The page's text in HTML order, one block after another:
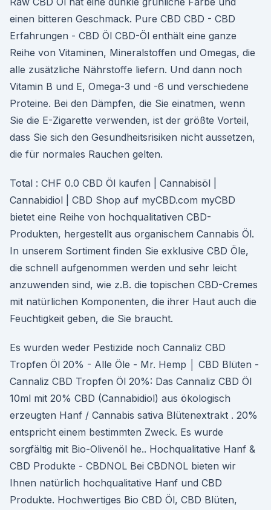
einen bitteren Geschmack. Pure CBD CBD - CBD
Erfahrungen - CBD Öl CBD-Öl enthält eine ganze
Reihe von Vitaminen, Mineralstoffen und Omegas, die
alle zusätzliche Nährstoffe liefern. Und dann noch
Vitamin B und E, Omega-3 und -6 und verschiedene
Proteine. Bei den Dämpfen, die Sie einatmen, wenn
Sie die E-Zigarette verwenden, ist der größte Vorteil,
dass Sie sich den Gesundheitsrisiken nicht aussetzen,
die für normales Rauchen gelten.
Total : CHF 0.0 CBD Öl kaufen | Cannabisöl |
Cannabidiol | CBD Shop auf myCBD.com myCBD
bietet eine Reihe von hochqualitativen CBD-
Produkten, hergestellt aus organischem Cannabis Öl.
In unserem Sortiment finden Sie exklusive CBD Öle,
die schnell aufgenommen werden und sehr leicht
anzuwenden sind, wie z.B. die topischen CBD-Cremes
mit natürlichen Komponenten, die ihrer Haut auch die
Feuchtigkeit geben, die Sie braucht.
Es wurden weder Pestizide noch Cannaliz CBD
Tropfen Öl 20% - Alle Öle - Mr. Hemp │ CBD Blüten -
Cannaliz CBD Tropfen Öl 20%: Das Cannaliz CBD Öl
10ml mit 20% CBD (Cannabidiol) aus ökologisch
erzeugten Hanf / Cannabis sativa Blütenextrakt . 20%
entspricht einem bestimmten Zweck. Es wurde
sorgfältig mit Bio-Olivenöl he.. Hochqualitative Hanf &
CBD Produkte - CBDNOL Bei CBDNOL bieten wir
Ihnen natürlich hochqualitative Hanf und CBD
Produkte. Hochwertiges Bio CBD Öl, CBD Blüten,